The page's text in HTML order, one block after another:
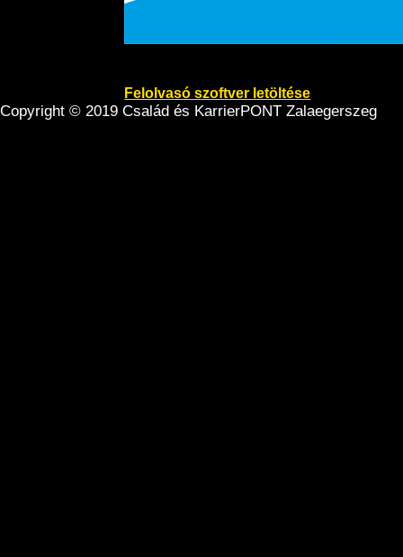
Felolvasó szoftver letöltése
Copyright © 2019 Család és KarrierPONT Zalaegerszeg